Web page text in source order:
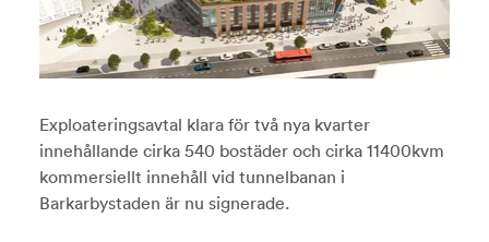
Exploateringsavtal klara för två nya kvarter
innehållande cirka 540 bostäder och cirka 11400kvm
kommersiellt innehåll vid tunnelbanan i
Barkarbystaden är nu signerade.